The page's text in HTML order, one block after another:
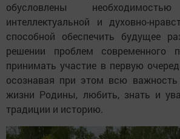
обусловлены
интеллектуальной и духовно-
способной обеспечить будущее
решении проблем современного
принимать участие в первую
осознавая при этом всю важность
жизни Родины, любить, знать и
традиции и историю.